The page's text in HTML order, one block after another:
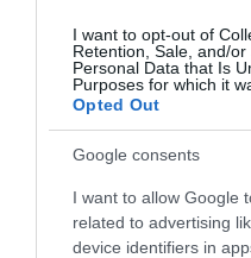
I want to opt-out of
Retention, Sale, and/
Personal Data that Is
Purposes for which it
Opted Out
Google consents
I want to allow Google
related to advertising
device identifiers in
"Parfümerie Douglas"
GVH gyanúja szerint a